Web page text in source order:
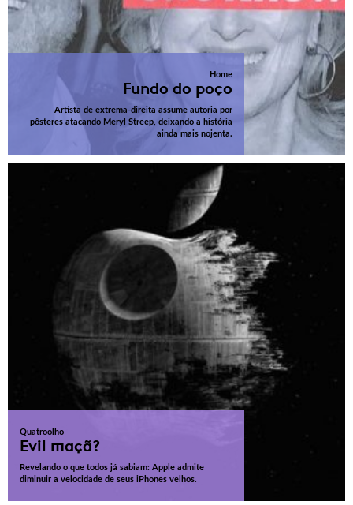
Home
Fundo do poço
Artista de extrema-direita assume autoria por
pôsteres atacando Meryl Streep, deixando a história
ainda mais nojenta.
Quatroolho
Evil maçã?
Revelando o que todos já sabiam: Apple admite
diminuir a velocidade de seus iPhones velhos.